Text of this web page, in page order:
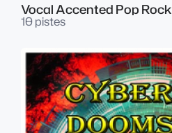
Vocal Accented Pop Rock
10 pistes